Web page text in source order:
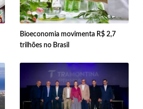
Bioeconomia movimenta R$ 2,7
trilhões no Brasil